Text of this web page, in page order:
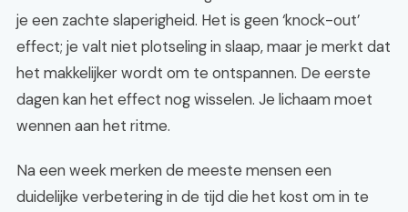
je een zachte slaperigheid. Het is geen ‘knock-out’
effect; je valt niet plotseling in slaap, maar je merkt dat
het makkelijker wordt om te ontspannen. De eerste
dagen kan het effect nog wisselen. Je lichaam moet
wennen aan het ritme.
Na een week merken de meeste mensen een
duidelijke verbetering in de tijd die het kost om in te